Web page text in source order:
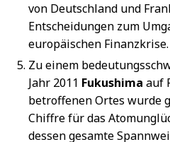
von Deutschland und
Entscheidungen zum
europäischen Finanzkrise.
Zu einem
Jahr 2011 Fukushima auf
betroffenen Ortes wurde
Chiffre für das
dessen gesamte